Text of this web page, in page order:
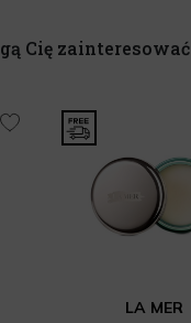
Cię zainteresować
LA MER